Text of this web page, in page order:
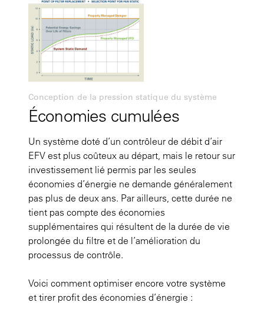
Conception de la pression statique du système
Économies cumulées
Un système doté d’un contrôleur de débit d’air
EFV est plus coûteux au départ, mais le retour sur
investissement lié permis par les seules
économies d’énergie ne demande généralement
pas plus de deux ans. Par ailleurs, cette durée ne
tient pas compte des économies
supplémentaires qui résultent de la durée de vie
prolongée du filtre et de l’amélioration du
processus de contrôle.
Voici comment optimiser encore votre système
et tirer profit des économies d’énergie :